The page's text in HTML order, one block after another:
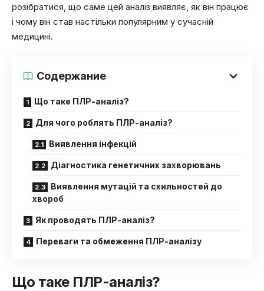
розібратися, що саме цей аналіз виявляє, як він працює
і чому він став настільки популярним у сучасній
медицині.
Содержание
Що таке ПЛР-аналіз?
Для чого роблять ПЛР-аналіз?
Виявлення інфекцій
Діагностика генетичних захворювань
Виявлення мутацій та схильностей до
хвороб
Як проводять ПЛР-аналіз?
Переваги та обмеження ПЛР-аналізу
Що таке ПЛР-аналіз?